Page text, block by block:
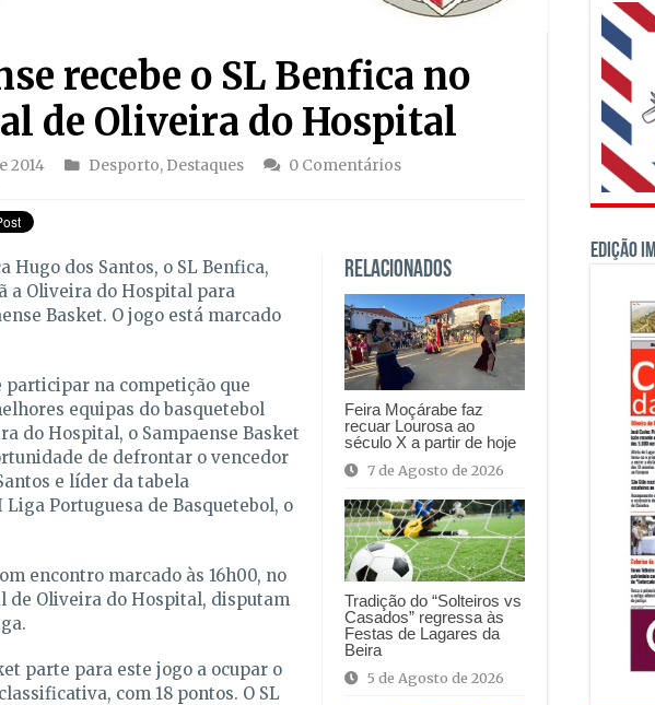
recebe o SL Benfica no
de Oliveira do Hospital
2014 Desporto, Destaques
0 Comentários
Relacionados
Feira Moçárabe faz
recuar Lourosa ao
século X a partir de hoje
7 de Agosto de 2026
Tradição do “Solteiros vs
Casados” regressa às
Festas de Lagares da
Beira
5 de Agosto de 2026
Hugo dos Santos, o SL Benfica,
a Oliveira do Hospital para
Basket. O jogo está marcado
na competição que
equipas do basquetebol
do Hospital, o Sampaense Basket
de defrontar o vencedor
e líder da tabela
Portuguesa de Basquetebol, o
encontro marcado às 16h00, no
de Oliveira do Hospital, disputam
parte para este jogo a ocupar o
com 18 pontos. O SL
Edição